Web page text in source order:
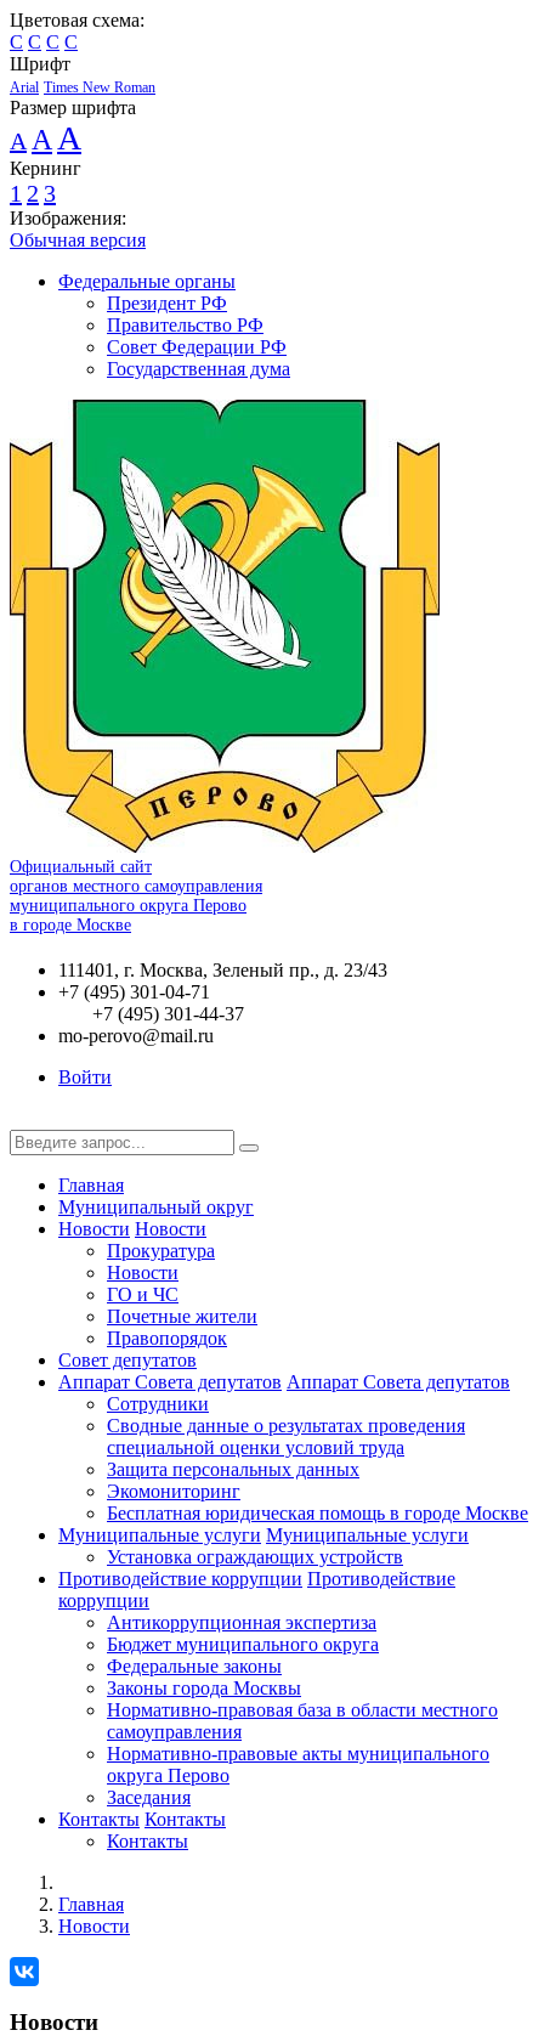
Цветовая схема:
C C C C
Шрифт
Arial Times New Roman
Размер шрифта
A A A
Кернинг
1 2 3
Изображения:
Обычная версия
Федеральные органы
Президент РФ
Правительство РФ
Совет Федерации РФ
Государственная дума
Официальный сайт
органов местного самоуправления
муниципального округа Перово
в городе Москве
111401, г. Москва, Зеленый пр., д. 23/43
+7 (495) 301-04-71
+7 (495) 301-44-37
mo-perovo@mail.ru
Войти
Главная
Муниципальный округ
Новости Новости
Прокуратура
Новости
ГО и ЧС
Почетные жители
Правопорядок
Совет депутатов
Аппарат Совета депутатов Аппарат Совета депутатов
Сотрудники
Сводные данные о результатах проведения
специальной оценки условий труда
Защита персональных данных
Экомониторинг
Бесплатная юридическая помощь в городе Москве
Муниципальные услуги Муниципальные услуги
Установка ограждающих устройств
Противодействие коррупции Противодействие
коррупции
Антикоррупционная экспертиза
Бюджет муниципального округа
Федеральные законы
Законы города Москвы
Нормативно-правовая база в области местного
самоуправления
Нормативно-правовые акты муниципального
округа Перово
Заседания
Контакты Контакты
Контакты
Главная
Новости
Новости